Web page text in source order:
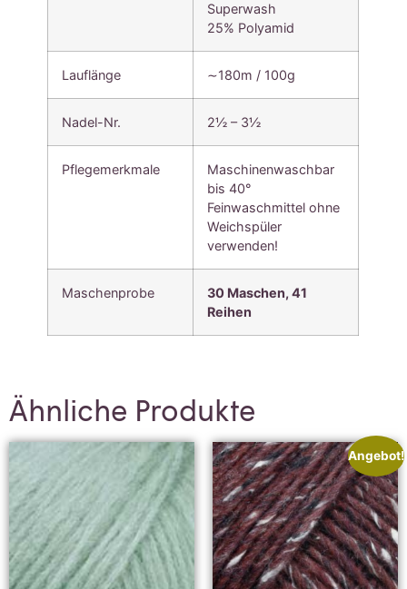
Superwash
25% Polyamid
Lauflänge ∼180m / 100g
Nadel-Nr. 2½ – 3½
Pflegemerkmale
Maschinenwaschbar
bis 40°
Feinwaschmittel ohne
Weichspüler
verwenden!
Maschenprobe
30 Maschen, 41
Reihen
Ähnliche Produkte
Angebot!